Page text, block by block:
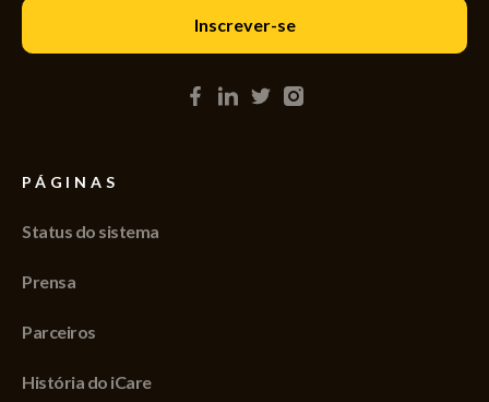
PÁGINAS
Status do sistema
Prensa
Parceiros
História do iCare